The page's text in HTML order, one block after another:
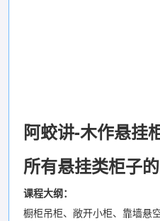
阿蛟讲-木作悬挂
所有悬挂类柜子
课程大纲：
橱柜吊柜、敞开小柜、靠墙悬